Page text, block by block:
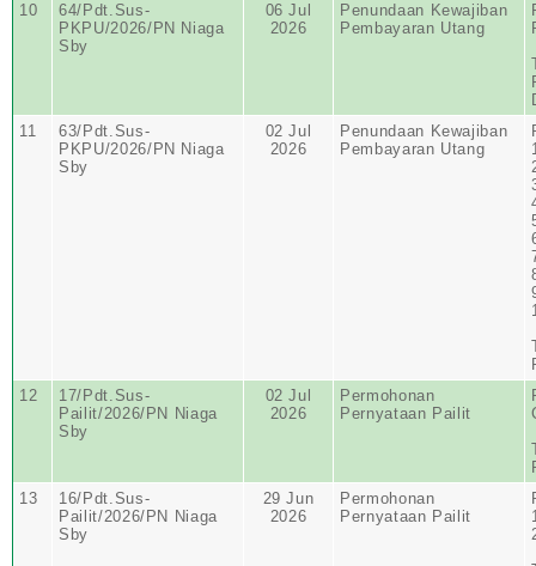
10
64/Pdt.Sus-
PKPU/2026/PN Niaga
Sby
06 Jul
2026
Penundaan Kewajiban
Pembayaran Utang
11
63/Pdt.Sus-
PKPU/2026/PN Niaga
Sby
02 Jul
2026
Penundaan Kewajiban
Pembayaran Utang
12
17/Pdt.Sus-
Pailit/2026/PN Niaga
Sby
02 Jul
2026
Permohonan
Pernyataan Pailit
13
16/Pdt.Sus-
Pailit/2026/PN Niaga
Sby
29 Jun
2026
Permohonan
Pernyataan Pailit